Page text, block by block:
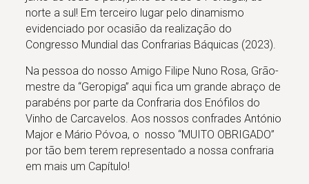
norte a sul! Em terceiro lugar pelo dinamismo
evidenciado por ocasião da realização do
Congresso Mundial das Confrarias Báquicas (2023).
Na pessoa do nosso Amigo Filipe Nuno Rosa, Grão-
mestre da “Geropiga” aqui fica um grande abraço de
parabéns por parte da Confraria dos Enófilos do
Vinho de Carcavelos. Aos nossos confrades António
Major e Mário Póvoa, o nosso “MUITO OBRIGADO”
por tão bem terem representado a nossa confraria
em mais um Capítulo!